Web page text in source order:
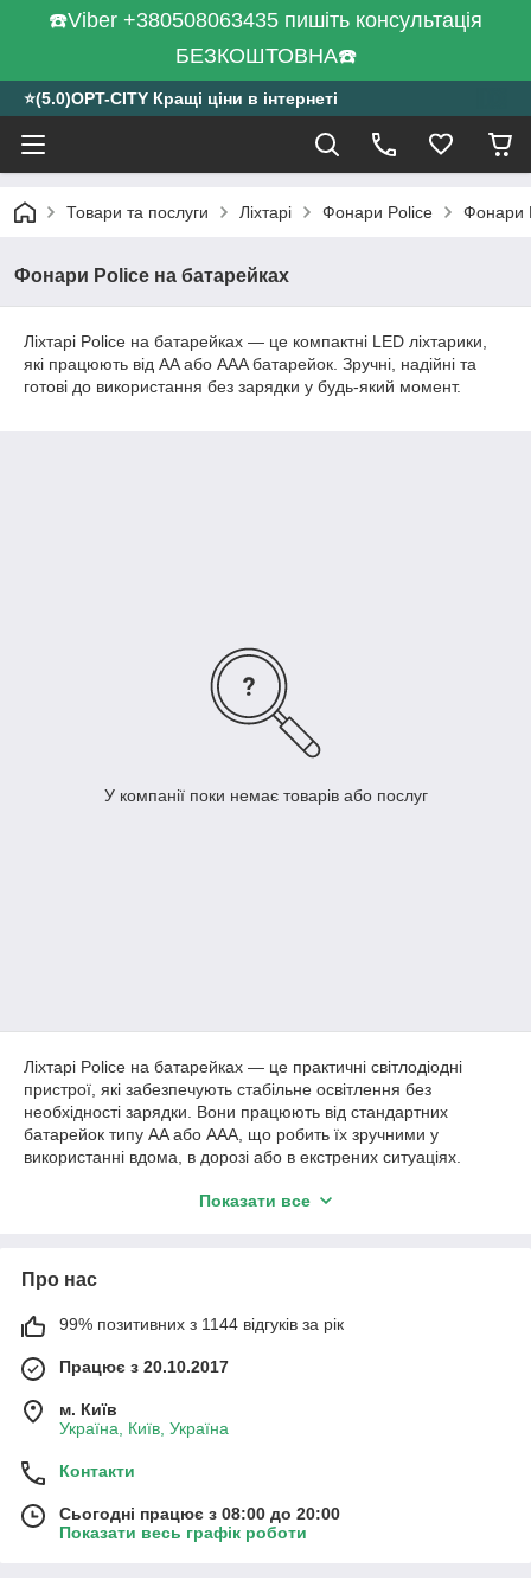
☎️Viber +380508063435 пишіть консультація
БЕЗКОШТОВНА☎️
⭐️(5.0)OPT-CITY Кращі ціни в інтернеті
Товари та послуги Ліхтарі Фонари Police Фонари
Фонари Police на батарейках
Ліхтарі Police на батарейках — це компактні LED ліхтарики,
які працюють від AA або AAA батарейок. Зручні, надійні та
готові до використання без зарядки у будь-який момент.
У компанії поки немає товарів або послуг
Ліхтарі Police на батарейках — це практичні світлодіодні
пристрої, які забезпечують стабільне освітлення без
необхідності зарядки. Вони працюють від стандартних
батарейок типу AA або AAA, що робить їх зручними у
використанні вдома, в дорозі або в екстрених ситуаціях.
LED діодами (XPE, T6), які забезпечують яскраве світло при
роботи: максимальний, економний та стробоскоп.
В асортименті ви знайдете:
— ліхтарі Police на батарейках AA і AAA
— компактні кишенькові моделі
— ліхтарики з зумом
— моделі з 3 режимами світла
— легкі та зручні для щоденного використання
— миттєву готовність до роботи без зарядки
— простоту заміни елементів живлення
— компактність і легкість
— стабільне освітлення
Показати все
Про нас
99% позитивних з 1144 відгуків за рік
Працює з 20.10.2017
м. Київ
Україна, Київ, Україна
Контакти
Сьогодні працює з 08:00 до 20:00
Показати весь графік роботи